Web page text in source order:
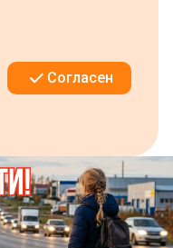
Согласен